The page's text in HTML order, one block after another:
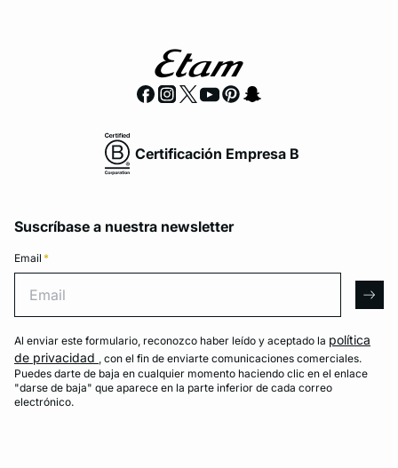
Certificación Empresa B
Suscríbase a nuestra newsletter
Email *
Al enviar este formulario, reconozco haber leído y aceptado la política
de privacidad , con el fin de enviarte comunicaciones comerciales.
Puedes darte de baja en cualquier momento haciendo clic en el enlace
"darse de baja" que aparece en la parte inferior de cada correo
electrónico.